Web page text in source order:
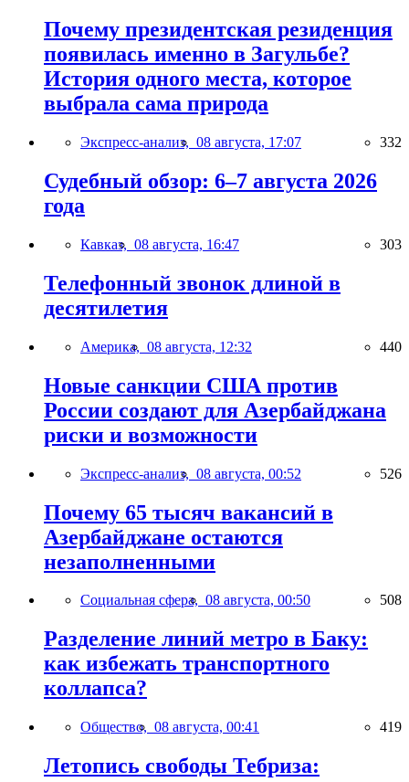
Почему президентская резиденция
появилась именно в Загульбе?
История одного места, которое
выбрала сама природа
Экспресс-анализ, 08 августа, 17:07 332
Судебный обзор: 6–7 августа 2026
года
Кавказ, 08 августа, 16:47 303
Телефонный звонок длиной в
десятилетия
Америка, 08 августа, 12:32 440
Новые санкции США против
России создают для Азербайджана
риски и возможности
Экспресс-анализ, 08 августа, 00:52 526
Почему 65 тысяч вакансий в
Азербайджане остаются
незаполненными
Социальная сфера, 08 августа, 00:50 508
Разделение линий метро в Баку:
как избежать транспортного
коллапса?
Общество, 08 августа, 00:41 419
Летопись свободы Тебриза: